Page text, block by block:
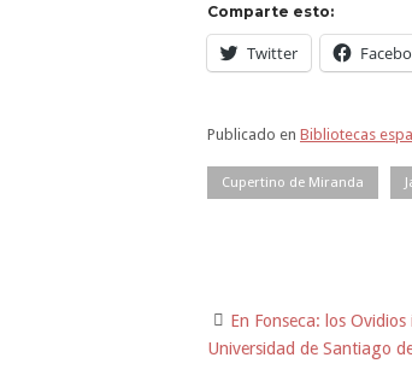
Comparte esto:
Twitter
Publicado en Bibliotecas
Cupertino de Miranda
Navegación
En Fonseca: los
Universidad de Santiago